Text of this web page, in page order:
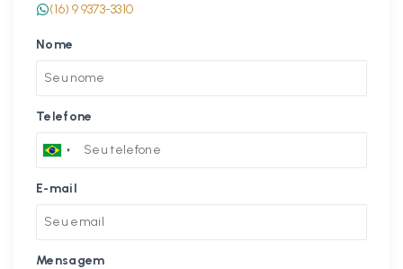
(16) 9 9373-3310
Nome
Telefone
E-mail
Mensagem